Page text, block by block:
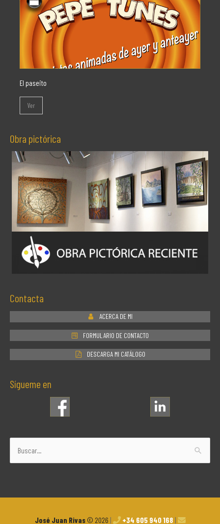
El paseito
Ver
Obra pictórica
Contacta
ACERCA DE MI
FORMULARIO DE CONTACTO
DESCARGA MI CATÁLOGO
Sígueme en
Buscar
por:
José Juan Rivas© 2026 | +34 605 940 168 |